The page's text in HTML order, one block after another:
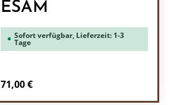
ESAM
Sofort verfügbar, Lieferzeit: 1-3
Tage
Regulärer Preis:
71,00 €